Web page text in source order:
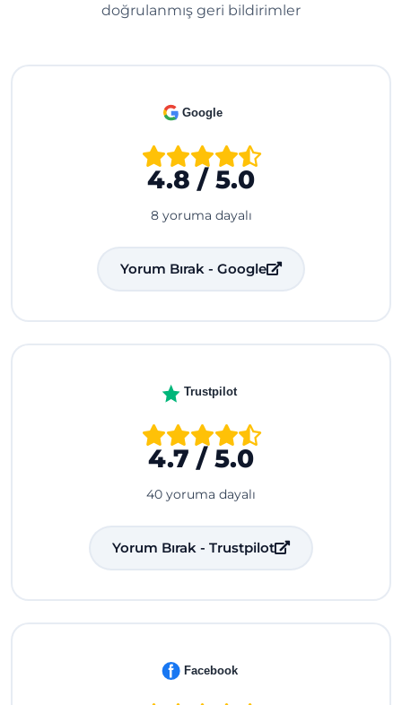
doğrulanmış geri bildirimler
Google
4.8 / 5.0
8 yoruma dayalı
Yorum Bırak - Google
Trustpilot
4.7 / 5.0
40 yoruma dayalı
Yorum Bırak - Trustpilot
Facebook